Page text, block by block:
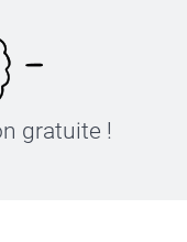
gratuite !